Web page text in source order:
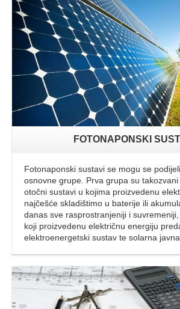
Opširnije
FOTONAPONSKI
Fotonaponski sustavi se mogu se
osnovne grupe. Prva grupa su
otočni sustavi u kojima proizvedenu
najčešće skladištimo u baterije ili
danas sve rasprostranjeniji i suvremeniji,
koji proizvedenu električnu energiju
elektroenergetski sustav te solarna javna
Opširnije